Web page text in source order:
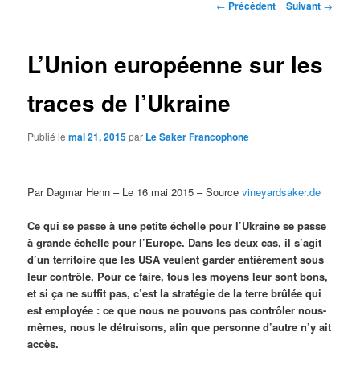
Navigation
← Précédent Suivant →
L’Union européenne sur les
traces de l’Ukraine
Publié lemai 21, 2015par Le Saker Francophone
Par Dagmar Henn – Le 16 mai 2015 – Sourcevineyardsaker.de
Ce qui se passe à une petite échelle pour l’Ukraine se passe
à grande échelle pour l’Europe. Dans les deux cas, il s’agit
d’un territoire que les USA veulent garder entièrement sous
leur contrôle. Pour ce faire, tous les moyens leur sont bons,
et si ça ne suffit pas, c’est la stratégie de la terre brûlée qui
est employée : ce que nous ne pouvons pas contrôler nous-
mêmes, nous le détruisons, afin que personne d’autre n’y ait
accès.